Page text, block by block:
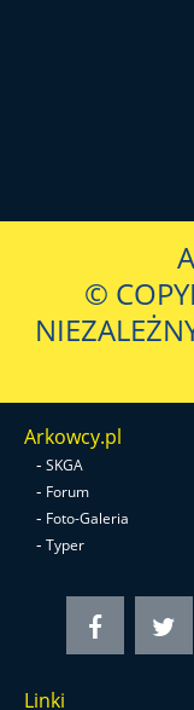
©
Arkowcy.pl
- SKGA
- Forum
- Foto-Galeria
- Typer
Linki